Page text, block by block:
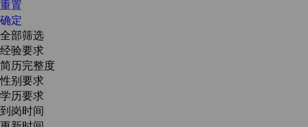
重置
确定
全部筛选
经验要求
简历完整度
性别要求
学历要求
到岗时间